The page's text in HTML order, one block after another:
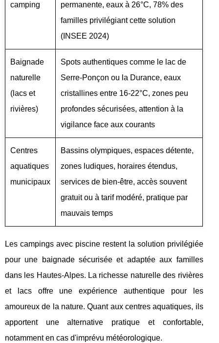
camping
permanente, eaux à 26°C, 78% des
familles privilégiant cette solution
(INSEE 2024)
Baignade
naturelle
(lacs et
rivières)
Spots authentiques comme le lac de
Serre-Ponçon ou la Durance, eaux
cristallines entre 16-22°C, zones peu
profondes sécurisées, attention à la
vigilance face aux courants
Centres
aquatiques
municipaux
Bassins olympiques, espaces détente,
zones ludiques, horaires étendus,
services de bien-être, accès souvent
gratuit ou à tarif modéré, pratique par
mauvais temps
Les campings avec piscine restent la solution privilégiée
pour une baignade sécurisée et adaptée aux familles
dans les Hautes-Alpes. La richesse naturelle des rivières
et lacs offre une expérience authentique pour les
amoureux de la nature. Quant aux centres aquatiques, ils
apportent une alternative pratique et confortable,
notamment en cas d'imprévu météorologique.